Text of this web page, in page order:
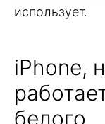
использует.
iPhone,
белого